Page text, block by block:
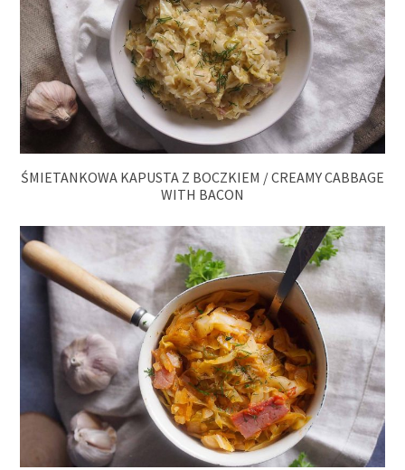
ŚMIETANKOWA KAPUSTA Z BOCZKIEM / CREAMY CABBAGE
WITH BACON